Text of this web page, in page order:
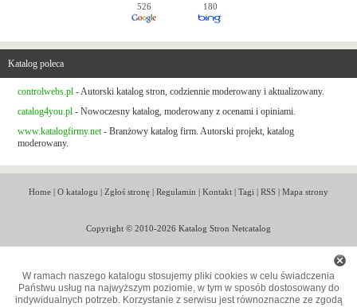
526 180
Katalog poleca
controlwebs.pl - Autorski katalog stron, codziennie moderowany i aktualizowany.
catalog4you.pl - Nowoczesny katalog, moderowany z ocenami i opiniami.
www.katalogfirmy.net - Branżowy katalog firm. Autorski projekt, katalog
moderowany.
Home| O katalogu | Zgłoś stronę| Regulamin | Kontakt| Tagi | RSS| Mapa strony
Copyright © 2010-2026 Katalog Stron Netcatalog
W ramach naszego katalogu stosujemy pliki cookies w celu świadczenia
Państwu usług na najwyższym poziomie, w tym w sposób dostosowany do
indywidualnych potrzeb. Korzystanie z serwisu jest równoznaczne ze zgodą